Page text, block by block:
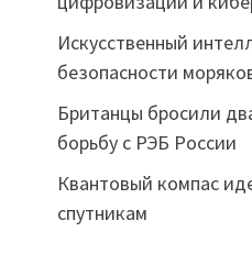
Искусственный
безопасности
Британцы бросили
борьбу с РЭБ России
Квантовый компас
спутникам